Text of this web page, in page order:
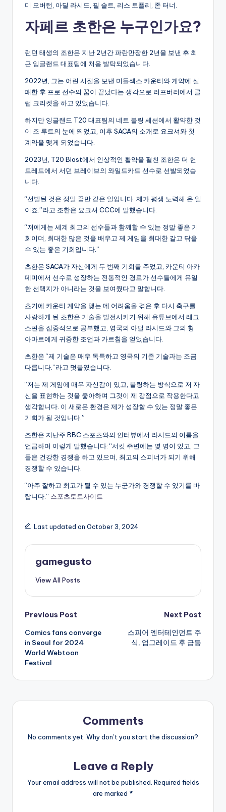
미 오버턴, 아딜 라시드, 필 솔트, 리스 토플리, 존 터너.
자페르 초한은 누구인가요?
런던 태생의 조한은 지난 2년간 파란만장한 2년을 보낸 후 최
근 잉글랜드 대표팀에 처음 발탁되었습니다.
2022년, 그는 어린 시절을 보낸 미들섹스 카운티와 계약에 실
패한 후 프로 선수의 꿈이 끝났다는 생각으로 러프버러에서 클
럽 크리켓을 하고 있었습니다.
하지만 잉글랜드 T20 대표팀의 네트 볼링 세션에서 활약한 것
이 조 루트의 눈에 띄었고, 이후 SACA의 소개로 요크셔와 첫
계약을 맺게 되었습니다.
2023년, T20 Blast에서 인상적인 활약을 펼친 조한은 더 헌
드레드에서 서던 브레이브의 와일드카드 선수로 선발되었습
니다.
“선발된 것은 정말 꿈만 같은 일입니다. 제가 평생 노력해 온 일
이죠.”라고 조한은 요크셔 CCC에 말했습니다.
“저에게는 세계 최고의 선수들과 함께할 수 있는 정말 좋은 기
회이며, 최대한 많은 것을 배우고 제 게임을 최대한 갈고 닦을
수 있는 좋은 기회입니다.”
초한은 SACA가 자신에게 두 번째 기회를 주었고, 카운티 아카
데미에서 선수로 성장하는 전통적인 경로가 선수들에게 유일
한 선택지가 아니라는 것을 보여줬다고 말합니다.
초기에 카운티 계약을 맺는 데 어려움을 겪은 후 다시 축구를
사랑하게 된 초한은 기술을 발전시키기 위해 유튜브에서 레그
스핀을 집중적으로 공부했고, 영국의 아딜 라시드와 그의 형
아마르에게 귀중한 조언과 가르침을 얻었습니다.
초한은 “제 기술은 매우 독특하고 영국의 기존 기술과는 조금
다릅니다.”라고 덧붙였습니다.
“저는 제 게임에 매우 자신감이 있고, 볼링하는 방식으로 저 자
신을 표현하는 것을 좋아하며 그것이 제 강점으로 작용한다고
생각합니다. 이 새로운 환경은 제가 성장할 수 있는 정말 좋은
기회가 될 것입니다.”
조한은 지난주 BBC 스포츠와의 인터뷰에서 라시드의 이름을
언급하며 이렇게 말했습니다: “서킷 주변에는 몇 명이 있고, 그
들은 건강한 경쟁을 하고 있으며, 최고의 스피너가 되기 위해
경쟁할 수 있습니다.
“아주 잘하고 최고가 될 수 있는 누군가와 경쟁할 수 있기를 바
랍니다.” 스포츠토토사이트
Last updated on October 3, 2024
gamegusto
View All Posts
Post
navigation
Previous Post
Comics fans converge
in Seoul for 2024
World Webtoon
Festival
Next Post
스피어 엔터테인먼트 주
식, 업그레이드 후 급등
Comments
No comments yet. Why don’t you start the discussion?
Leave a Reply
Your email address will not be published. Required fields
are marked *